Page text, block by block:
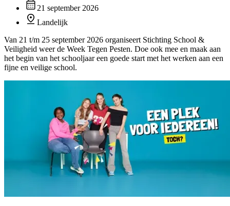
21 september 2026
Landelijk
Van 21 t/m 25 september 2026 organiseert Stichting School &
Veiligheid weer de Week Tegen Pesten. Doe ook mee en maak aan
het begin van het schooljaar een goede start met het werken aan een
fijne en veilige school.